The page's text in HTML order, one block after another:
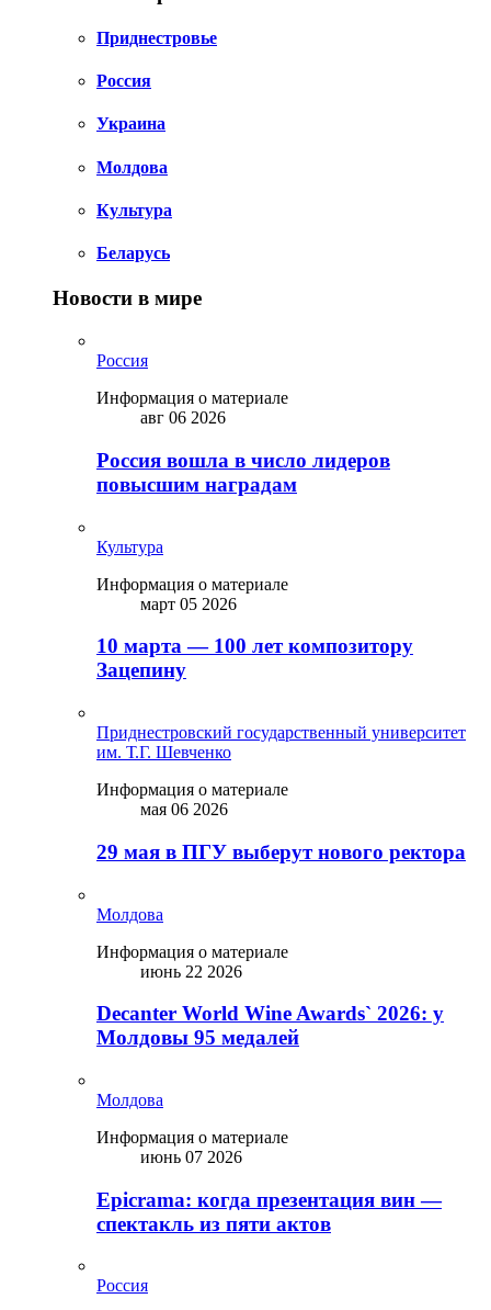
Приднестровье
Россия
Украина
Молдова
Культура
Беларусь
Новости в мире
Россия
Информация о материале
авг 06 2026
Россия вошла в число лидеров
повысшим наградам
Культура
Информация о материале
март 05 2026
10 марта — 100 лет композитору
Зацепину
Приднестровский государственный университет
им. Т.Г. Шевченко
Информация о материале
мая 06 2026
29 мая в ПГУ выберут нового ректора
Молдова
Информация о материале
июнь 22 2026
Decanter World Wine Awards` 2026: у
Молдовы 95 медалей
Молдова
Информация о материале
июнь 07 2026
Epicrama: когда презентация вин —
спектакль из пяти актов
Россия